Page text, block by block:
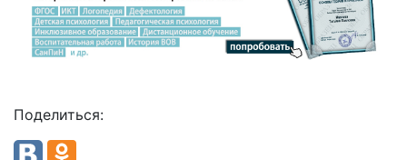
Поделиться: